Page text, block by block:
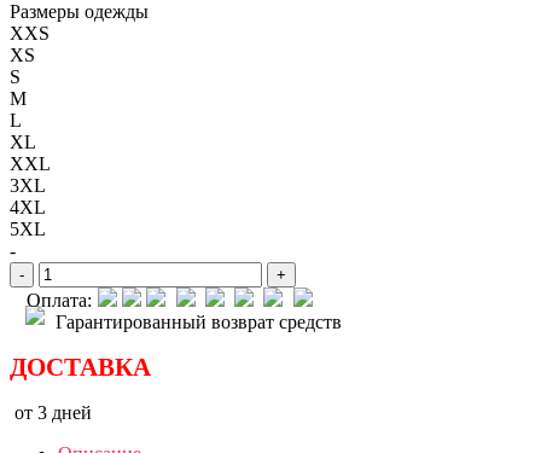
Размеры одежды
XXS
XS
S
M
L
XL
XXL
3XL
4XL
5XL
-
- +
Оплата:
Гарантированный возврат средств
ДОСТАВКА
от 3 дней